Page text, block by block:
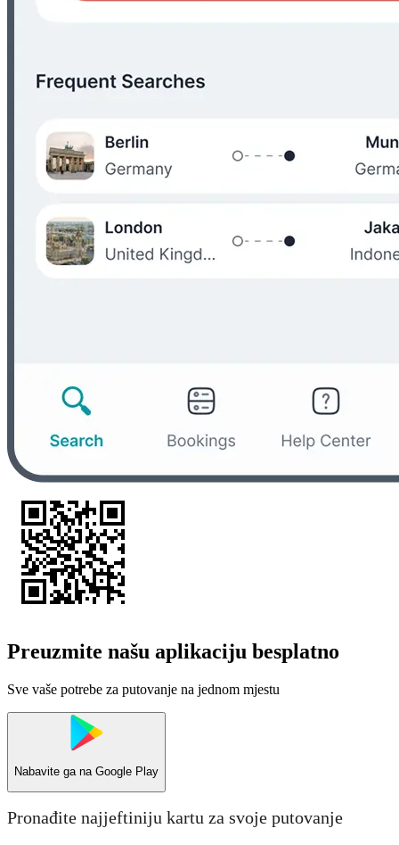
Preuzmite našu aplikaciju besplatno
Sve vaše potrebe za putovanje na jednom mjestu
Nabavite ga na Google Play
Pronađite najjeftiniju kartu za svoje putovanje